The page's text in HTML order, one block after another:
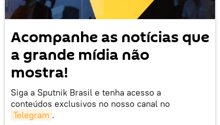
Acompanhe as notícias que
a grande mídia não
mostra!
Siga a Sputnik Brasil e tenha acesso a
conteúdos exclusivos no nosso canal no
Telegram .